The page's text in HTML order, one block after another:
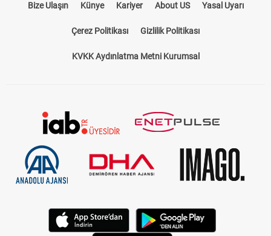
Bize Ulaşın Künye Kariyer About US Yasal Uyarı
Çerez Politikası Gizlilik Politikası
KVKK Aydınlatma Metni Kurumsal